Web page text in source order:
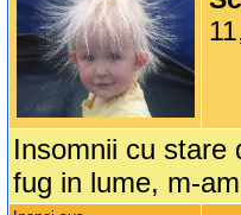
Insomnii cu stare
fug in lume, m-